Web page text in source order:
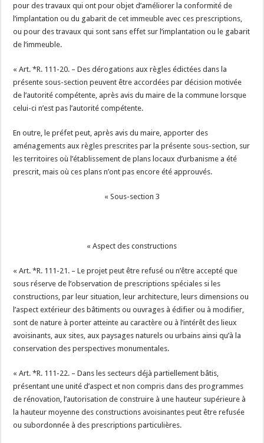
pour des travaux qui ont pour objet d’améliorer la conformité de
l’implantation ou du gabarit de cet immeuble avec ces prescriptions,
ou pour des travaux qui sont sans effet sur l’implantation ou le gabarit
de l’immeuble.
« Art. *R. 111-20. – Des dérogations aux règles édictées dans la
présente sous-section peuvent être accordées par décision motivée
de l’autorité compétente, après avis du maire de la commune lorsque
celui-ci n’est pas l’autorité compétente.
En outre, le préfet peut, après avis du maire, apporter des
aménagements aux règles prescrites par la présente sous-section, sur
les territoires où l’établissement de plans locaux d’urbanisme a été
prescrit, mais où ces plans n’ont pas encore été approuvés.
« Sous-section 3
« Aspect des constructions
« Art. *R. 111-21. – Le projet peut être refusé ou n’être accepté que
sous réserve de l’observation de prescriptions spéciales si les
constructions, par leur situation, leur architecture, leurs dimensions ou
l’aspect extérieur des bâtiments ou ouvrages à édifier ou à modifier,
sont de nature à porter atteinte au caractère ou à l’intérêt des lieux
avoisinants, aux sites, aux paysages naturels ou urbains ainsi qu’à la
conservation des perspectives monumentales.
« Art. *R. 111-22. – Dans les secteurs déjà partiellement bâtis,
présentant une unité d’aspect et non compris dans des programmes
de rénovation, l’autorisation de construire à une hauteur supérieure à
la hauteur moyenne des constructions avoisinantes peut être refusée
ou subordonnée à des prescriptions particulières.